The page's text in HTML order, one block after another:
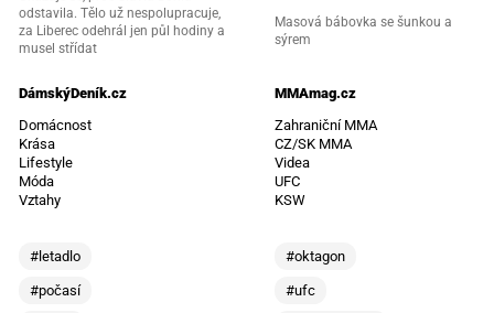
odstavila. Tělo už nespolupracuje,
za Liberec odehrál jen půl hodiny a
musel střídat
Masová bábovka se šunkou a
sýrem
DámskýDeník.cz
Domácnost
Krása
Lifestyle
Móda
Vztahy
#letadlo
#počasí
MMAmag.cz
Zahraniční MMA
CZ/SK MMA
Videa
UFC
KSW
#oktagon
#ufc